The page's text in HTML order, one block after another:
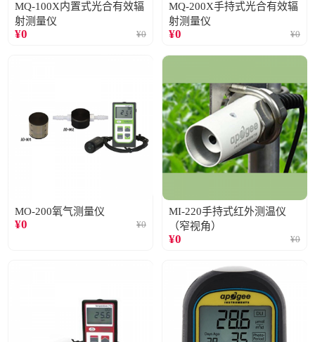
MQ-100X内置式光合有效辐
射测量仪
¥0 ¥0
MQ-200X手持式光合有效辐
射测量仪
¥0 ¥0
MO-200氧气测量仪
¥0 ¥0
MI-220手持式红外测温仪
（窄视角）
¥0 ¥0